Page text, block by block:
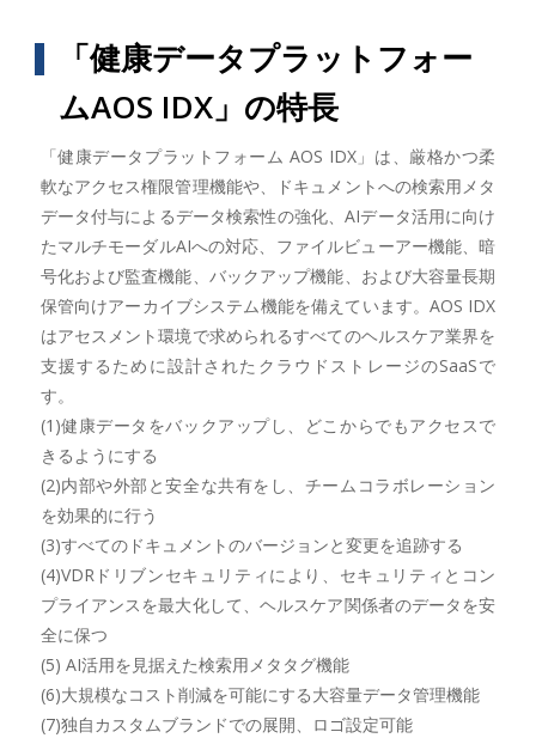
「健康データプラットフォー
ムAOS IDX」の特長
「健康データプラットフォーム AOS IDX」は、厳格かつ柔
軟なアクセス権限管理機能や、ドキュメントへの検索用メタ
データ付与によるデータ検索性の強化、AIデータ活用に向け
たマルチモーダルAIへの対応、ファイルビューアー機能、暗
号化および監査機能、バックアップ機能、および大容量長期
保管向けアーカイブシステム機能を備えています。AOS IDX
はアセスメント環境で求められるすべてのヘルスケア業界を
支援するために設計されたクラウドストレージのSaaSで
す。
(1)健康データをバックアップし、どこからでもアクセスで
きるようにする
(2)内部や外部と安全な共有をし、チームコラボレーション
を効果的に行う
(3)すべてのドキュメントのバージョンと変更を追跡する
(4)VDRドリブンセキュリティにより、セキュリティとコン
プライアンスを最大化して、ヘルスケア関係者のデータを安
全に保つ
(5) AI活用を見据えた検索用メタタグ機能
(6)大規模なコスト削減を可能にする大容量データ管理機能
(7)独自カスタムブランドでの展開、ロゴ設定可能